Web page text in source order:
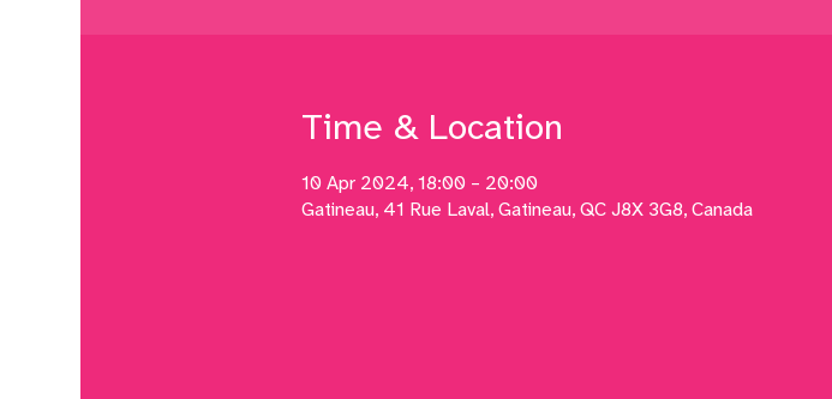
Time & Location
10 Apr 2024, 18:00 – 20:00
Gatineau, 41 Rue Laval, Gatineau, QC J8X 3G8, Canada